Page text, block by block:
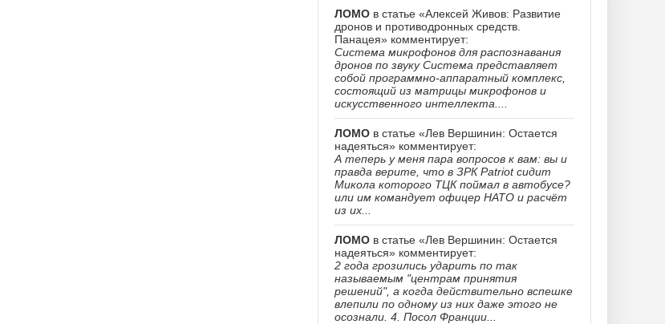
ЛОМО в статье «Алексей Живов: Развитие
дронов и противодронных средств.
Панацея» комментирует:
Система микрофонов для распознавания
дронов по звуку Система представляет
собой программно-аппаратный комплекс,
состоящий из матрицы микрофонов и
искусственного интеллекта....
ЛОМО в статье «Лев Вершинин: Остается
надеяться» комментирует:
А теперь у меня пара вопросов к вам: вы и
правда верите, что в ЗРК Patriot сидит
Микола которого ТЦК поймал в автобусе?
или им командует офицер НАТО и расчёт
из их...
ЛОМО в статье «Лев Вершинин: Остается
надеяться» комментирует:
2 года грозились ударить по так
называемым "центрам принятия
решений", а когда действительно вспешке
влепили по одному из них даже этого не
осознали. 4. Посол Франции...